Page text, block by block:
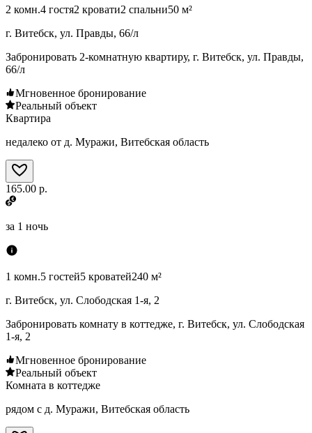
2 комн.4 гостя2 кровати2 спальни50 м²
г. Витебск, ул. Правды, 66/л
Забронировать 2-комнатную квартиру, г. Витебск, ул. Правды,
66/л
Мгновенное бронирование
Реальный объект
Квартира
недалеко от д. Муражи, Витебская область
165.00 р.
за 1 ночь
1 комн.5 гостей5 кроватей240 м²
г. Витебск, ул. Слободская 1-я, 2
Забронировать комнату в коттедже, г. Витебск, ул. Слободская
1-я, 2
Мгновенное бронирование
Реальный объект
Комната в коттедже
рядом с д. Муражи, Витебская область